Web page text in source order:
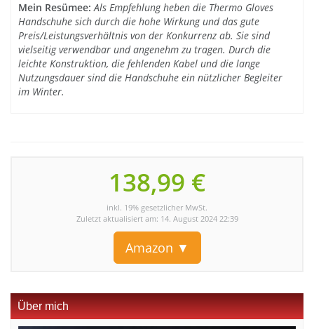
Mein Resümee: Als Empfehlung heben die Thermo Gloves
Handschuhe sich durch die hohe Wirkung und das gute
Preis/Leistungsverhältnis von der Konkurrenz ab. Sie sind
vielseitig verwendbar und angenehm zu tragen. Durch die
leichte Konstruktion, die fehlenden Kabel und die lange
Nutzungsdauer sind die Handschuhe ein nützlicher Begleiter
im Winter.
138,99 €
inkl. 19% gesetzlicher MwSt.
Zuletzt aktualisiert am: 14. August 2024 22:39
Amazon ▼
Über mich